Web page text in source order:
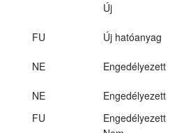
Új
FU
Új hatóanyag
NE
Engedélyezett
NE
Engedélyezett
FU
Engedélyezett